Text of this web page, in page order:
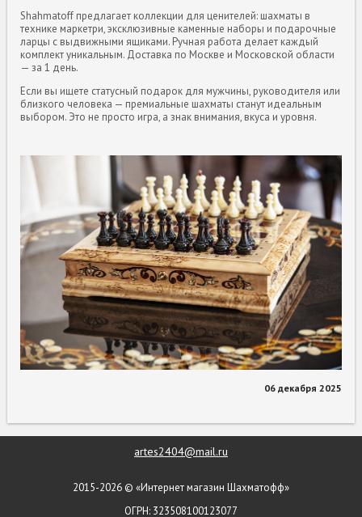
Shahmatoff предлагает коллекции для ценителей: шахматы в
технике маркетри, эксклюзивные каменные наборы и подарочные
ларцы с выдвижными ящиками. Ручная работа делает каждый
комплект уникальным. Доставка по Москве и Московской области
— за 1 день.
Если вы ищете статусный подарок для мужчины, руководителя или
близкого человека — премиальные шахматы станут идеальным
выбором. Это не просто игра, а знак внимания, вкуса и уровня.
06 декабря 2025
artes2404@mail.ru
2015-2026 © «Интернет магазин Шахматофф»
ОГРН: 323508100123077